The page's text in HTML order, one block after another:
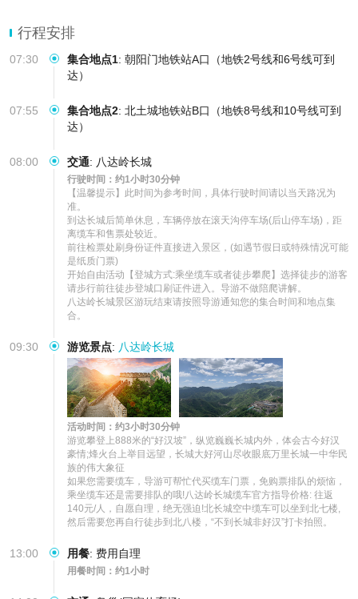
行程安排
07:30 集合地点1: 朝阳门地铁站A口（地铁2号线和6号线可到
达）
07:55 集合地点2: 北土城地铁站B口（地铁8号线和10号线可到
达）
08:00 交通: 八达岭长城
行驶时间：约1小时30分钟
【温馨提示】此时间为参考时间，具体行驶时间请以当天路况为
准。
到达长城后简单休息，车辆停放在滚天沟停车场(后山停车场)，距
离缆车和售票处较近。
前往检票处刷身份证件直接进入景区，(如遇节假日或特殊情况可能
是纸质门票)
开始自由活动【登城方式:乘坐缆车或者徒步攀爬】选择徒步的游客
请步行前往徒步登城口刷证件进入。导游不做陪爬讲解。
八达岭长城景区游玩结束请按照导游通知您的集合时间和地点集
合。
09:30 游览景点: 八达岭长城
活动时间：约3小时30分钟
游览攀登上888米的“好汉坡”，纵览巍巍长城内外，体会古今好汉
豪情;烽火台上举目远望，长城大好河山尽收眼底万里长城一中华民
族的伟大象征
如果您需要缆车，导游可帮忙代买缆车门票，免购票排队的烦恼，
乘坐缆车还是需要排队的哦!八达岭长城缆车官方指导价格: 往返
140元/人，自愿自理，绝无强迫!北长城空中缆车可以坐到北七楼,
然后需要您再自行徒步到北八楼，“不到长城非好汉”打卡拍照。
13:00 用餐: 费用自理
用餐时间：约1小时